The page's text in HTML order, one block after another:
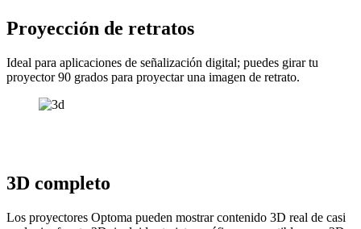
Proyección de retratos
Ideal para aplicaciones de señalización digital; puedes girar tu
proyector 90 grados para proyectar una imagen de retrato.
3D completo
Los proyectores Optoma pueden mostrar contenido 3D real de casi